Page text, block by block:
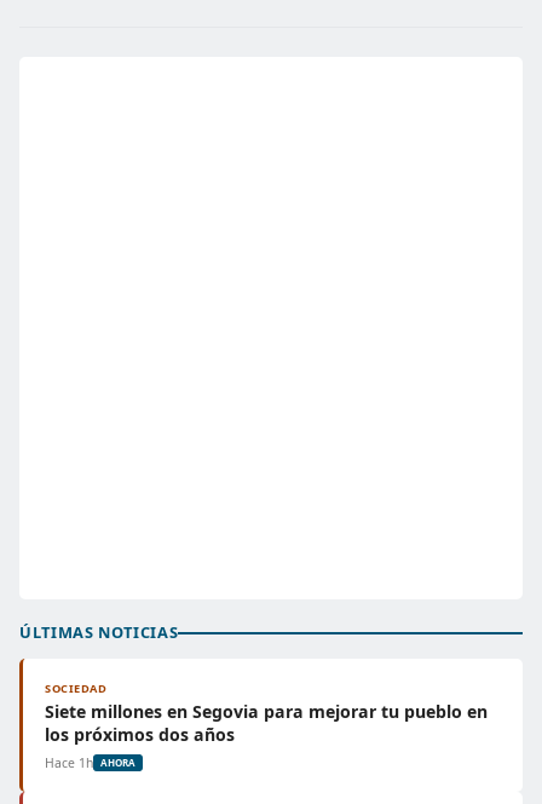
ÚLTIMAS NOTICIAS
SOCIEDAD
Siete millones en Segovia para mejorar tu pueblo en
los próximos dos años
Hace 1h AHORA